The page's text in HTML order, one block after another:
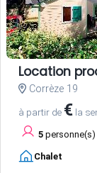
Location
Corrèze 19
à partir de € la
5 personne(s)
Chalet